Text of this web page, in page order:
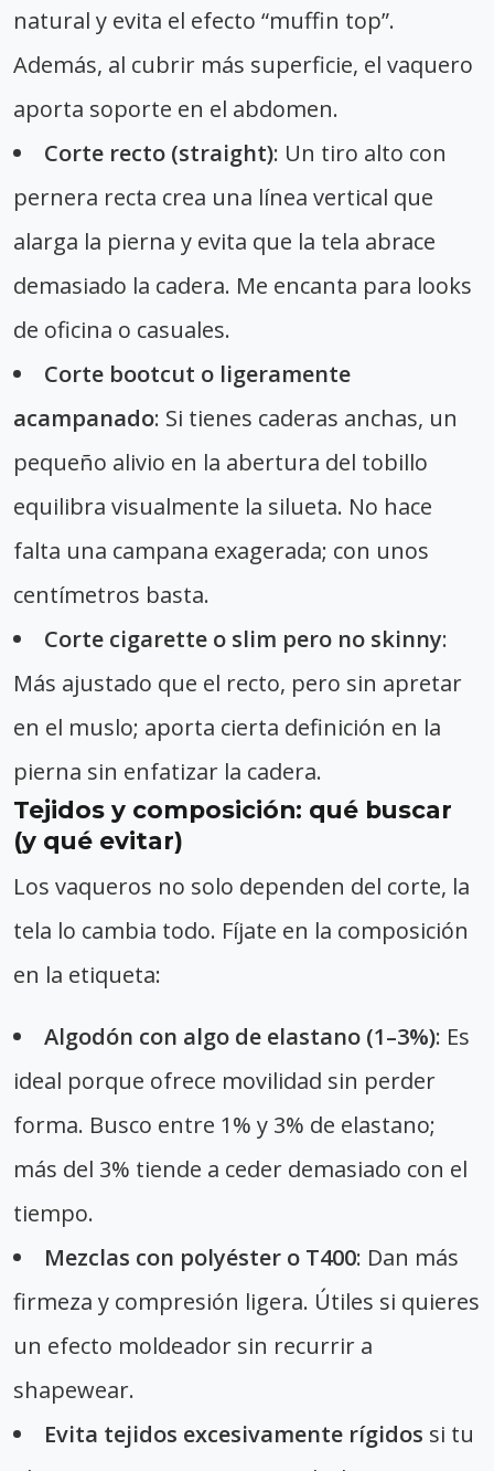
natural y evita el efecto “muffin top”.
Además, al cubrir más superficie, el vaquero
aporta soporte en el abdomen.
Corte recto (straight): Un tiro alto con
pernera recta crea una línea vertical que
alarga la pierna y evita que la tela abrace
demasiado la cadera. Me encanta para looks
de oficina o casuales.
Corte bootcut o ligeramente
acampanado: Si tienes caderas anchas, un
pequeño alivio en la abertura del tobillo
equilibra visualmente la silueta. No hace
falta una campana exagerada; con unos
centímetros basta.
Corte cigarette o slim pero no skinny:
Más ajustado que el recto, pero sin apretar
en el muslo; aporta cierta definición en la
pierna sin enfatizar la cadera.
Tejidos y composición: qué buscar
(y qué evitar)
Los vaqueros no solo dependen del corte, la
tela lo cambia todo. Fíjate en la composición
en la etiqueta:
Algodón con algo de elastano (1–3%): Es
ideal porque ofrece movilidad sin perder
forma. Busco entre 1% y 3% de elastano;
más del 3% tiende a ceder demasiado con el
tiempo.
Mezclas con polyéster o T400: Dan más
firmeza y compresión ligera. Útiles si quieres
un efecto moldeador sin recurrir a
shapewear.
Evita tejidos excesivamente rígidos si tu